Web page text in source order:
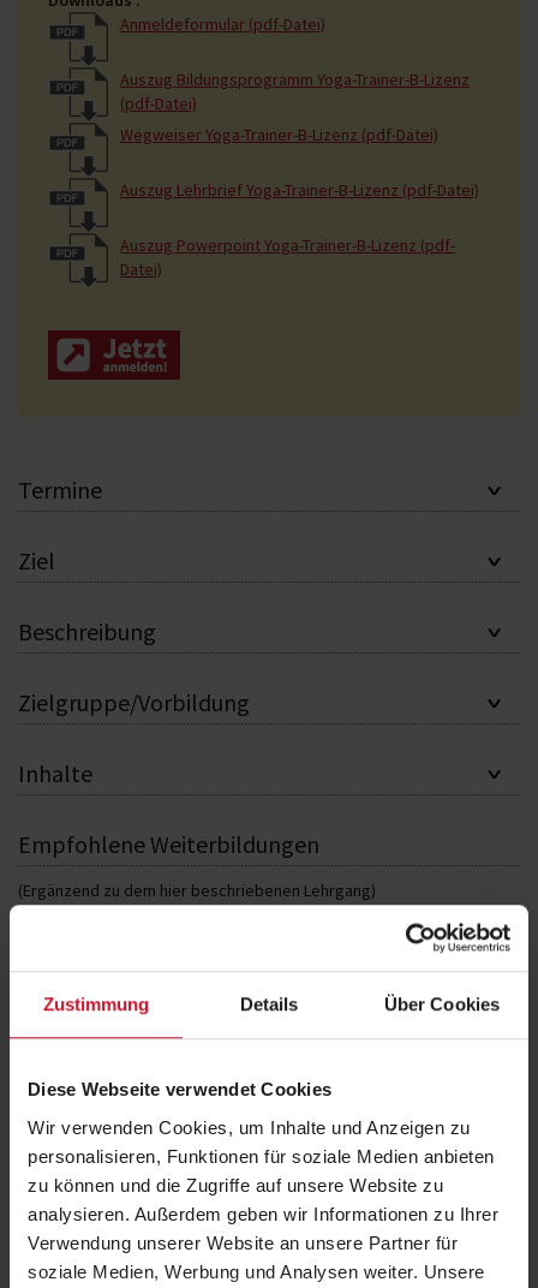
Zustimmung Details Über Cookies
Diese Webseite verwendet Cookies
Wir verwenden Cookies, um Inhalte und Anzeigen zu
personalisieren, Funktionen für soziale Medien anbieten
zu können und die Zugriffe auf unsere Website zu
analysieren. Außerdem geben wir Informationen zu Ihrer
Verwendung unserer Website an unsere Partner für
soziale Medien, Werbung und Analysen weiter. Unsere
Anmeldeformular (pdf-Datei)
Auszug Bildungsprogramm Yoga-Trainer-B-Lizenz
(pdf-Datei)
Wegweiser Yoga-Trainer-B-Lizenz (pdf-Datei)
Auszug Lehrbrief Yoga-Trainer-B-Lizenz (pdf-Datei)
Auszug Powerpoint Yoga-Trainer-B-Lizenz (pdf-
Datei)
Termine
Ziel
Beschreibung
Zielgruppe/Vorbildung
Inhalte
Empfohlene Weiterbildungen
(Ergänzend zu dem hier beschriebenen Lehrgang)
Kursleiter Pilates
Entspannungstrainer
Fachbereiche im Überblick
Fachwirte